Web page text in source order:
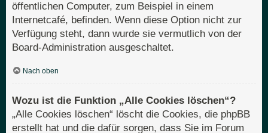
öffentlichen Computer, zum Beispiel in einem
Internetcafé, befinden. Wenn diese Option nicht zur
Verfügung steht, dann wurde sie vermutlich von der
Board-Administration ausgeschaltet.
Nach oben
Wozu ist die Funktion „Alle Cookies löschen“?
„Alle Cookies löschen“ löscht die Cookies, die phpBB
erstellt hat und die dafür sorgen, dass Sie im Forum